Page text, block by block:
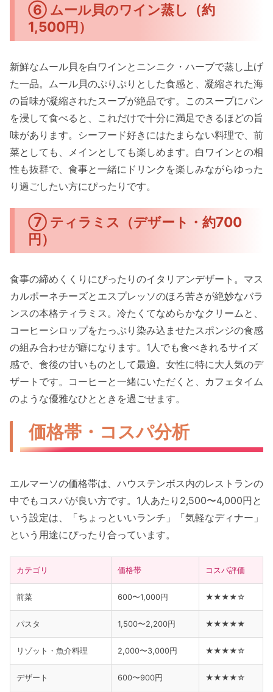
⑥ ムール貝のワイン蒸し（約
1,500円）
新鮮なムール貝を白ワインとニンニク・ハーブで蒸し上げ
た一品。ムール貝のぷりぷりとした食感と、凝縮された海
の旨味が凝縮されたスープが絶品です。このスープにパン
を浸して食べると、これだけで十分に満足できるほどの旨
味があります。シーフード好きにはたまらない料理で、前
菜としても、メインとしても楽しめます。白ワインとの相
性も抜群で、食事と一緒にドリンクを楽しみながらゆった
り過ごしたい方にぴったりです。
⑦ ティラミス（デザート・約700
円）
食事の締めくくりにぴったりのイタリアンデザート。マス
カルポーネチーズとエスプレッソのほろ苦さが絶妙なバラ
ンスの本格ティラミス。冷たくてなめらかなクリームと、
コーヒーシロップをたっぷり染み込ませたスポンジの食感
の組み合わせが癖になります。1人でも食べきれるサイズ
感で、食後の甘いものとして最適。女性に特に大人気のデ
ザートです。コーヒーと一緒にいただくと、カフェタイム
のような優雅なひとときを過ごせます。
価格帯・コスパ分析
エルマーソの価格帯は、ハウステンボス内のレストランの
中でもコスパが良い方です。1人あたり2,500〜4,000円と
いう設定は、「ちょっといいランチ」「気軽なディナー」
という用途にぴったり合っています。
カテゴリ 価格帯 コスパ評価
前菜 600〜1,000円 ★★★★☆
パスタ 1,500〜2,200円 ★★★★★
リゾット・魚介料理 2,000〜3,000円 ★★★★☆
デザート 600〜900円 ★★★★☆